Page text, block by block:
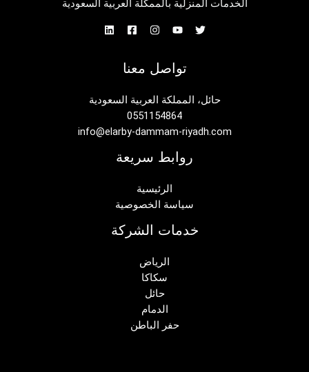
الخدمات المنزلية بالممكلة العربية السعودية
تواصل معنا
حائل، المملكة العربية السعودية
0551154864
info@elarby-dammam-riyadh.com
روابط سريعة
الرئيسية
سياسة الخصوصية
خدمات الشركة
الرياض
سكاكا
حائل
الدمام
حفر الباطن